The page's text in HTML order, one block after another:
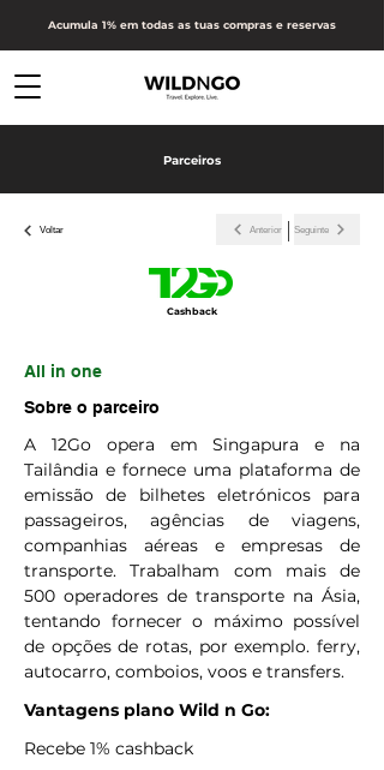
Acumula 1% em todas as tuas compras e reservas
Parceiros
Voltar Seguinte
Anterior
Cashback
All in one
Sobre o parceiro
A 12Go opera em Singapura e na
Tailândia e fornece uma plataforma de
emissão de bilhetes eletrónicos para
passageiros, agências de viagens,
companhias aéreas e empresas de
transporte. Trabalham com mais de
500 operadores de transporte na Ásia,
tentando fornecer o máximo possível
de opções de rotas, por exemplo. ferry,
autocarro, comboios, voos e transfers.
Vantagens plano Wild n Go:
Recebe 1% cashback